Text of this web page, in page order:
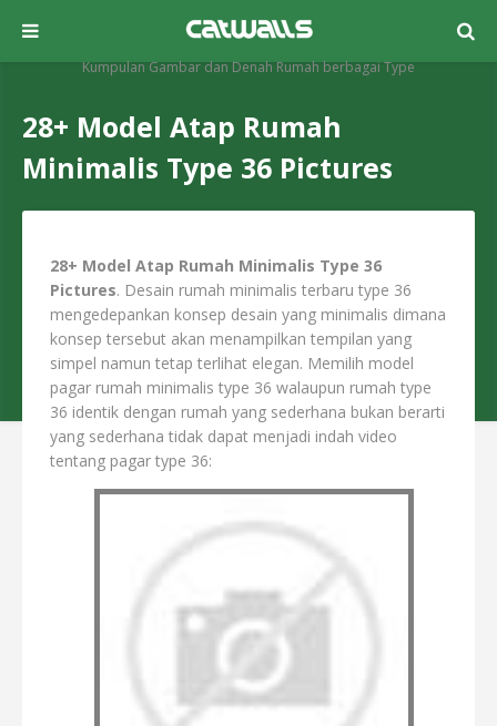
Kumpulan Gambar dan Denah Rumah berbagai Type
28+ Model Atap Rumah
Minimalis Type 36 Pictures
28+ Model Atap Rumah Minimalis Type 36
Pictures. Desain rumah minimalis terbaru type 36
mengedepankan konsep desain yang minimalis dimana
konsep tersebut akan menampilkan tempilan yang
simpel namun tetap terlihat elegan. Memilih model
pagar rumah minimalis type 36 walaupun rumah type
36 identik dengan rumah yang sederhana bukan berarti
yang sederhana tidak dapat menjadi indah video
tentang pagar type 36: